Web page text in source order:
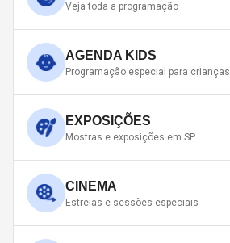
Veja toda a programação
AGENDA KIDS
Programação especial para crianças
EXPOSIÇÕES
Mostras e exposições em SP
CINEMA
Estreias e sessões especiais